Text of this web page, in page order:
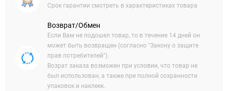
Срок гарантии смотреть в характеристиках товара
Возврат/Обмен
Если Вам не подошел товар, то в течение 14 дней он
может быть возвращен (согласно "Закону о защите
прав потребителей").
Возрат заказа возможен при условии, что товар не
был использован, а также при полной сохранности
упаковок и наклеек.